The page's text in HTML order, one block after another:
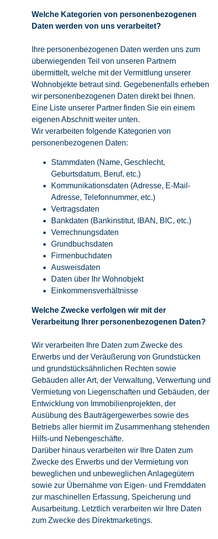
Welche Kategorien von personenbezogenen
Daten werden von uns verarbeitet?
Ihre personenbezogenen Daten werden uns zum
überwiegenden Teil von unseren Partnern
übermittelt, welche mit der Vermittlung unserer
Wohnobjekte betraut sind. Gegebenenfalls erheben
wir personenbezogenen Daten direkt bei Ihnen.
Eine Liste unserer Partner finden Sie ein einem
eigenen Abschnitt weiter unten.
Wir verarbeiten folgende Kategorien von
personenbezogenen Daten:
Stammdaten (Name, Geschlecht,
Geburtsdatum, Beruf, etc.)
Kommunikationsdaten (Adresse, E-Mail-
Adresse, Telefonnummer, etc.)
Vertragsdaten
Bankdaten (Bankinstitut, IBAN, BIC, etc.)
Verrechnungsdaten
Grundbuchsdaten
Firmenbuchdaten
Ausweisdaten
Daten über Ihr Wohnobjekt
Einkommensverhältnisse
Welche Zwecke verfolgen wir mit der
Verarbeitung Ihrer personenbezogenen Daten?
Wir verarbeiten Ihre Daten zum Zwecke des
Erwerbs und der Veräußerung von Grundstücken
und grundstücksähnlichen Rechten sowie
Gebäuden aller Art, der Verwaltung, Verwertung und
Vermietung von Liegenschaften und Gebäuden, der
Entwicklung von Immobilienprojekten, der
Ausübung des Bauträgergewerbes sowie des
Betriebs aller hiermit im Zusammenhang stehenden
Hilfs-und Nebengeschäfte.
Darüber hinaus verarbeiten wir Ihre Daten zum
Zwecke des Erwerbs und der Vermietung von
beweglichen und unbeweglichen Anlagegütern
sowie zur Übernahme von Eigen- und Fremddaten
zur maschinellen Erfassung, Speicherung und
Ausarbeitung. Letztlich verarbeiten wir Ihre Daten
zum Zwecke des Direktmarketings.